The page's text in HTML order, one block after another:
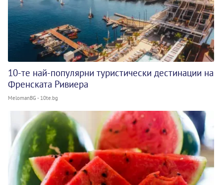
10-те най-популярни туристически дестинации на
Френската Ривиера
MelomanBG - 10te.bg